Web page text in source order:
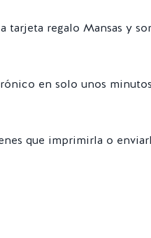
regalo Mansas y
en solo unos
que imprimirla o